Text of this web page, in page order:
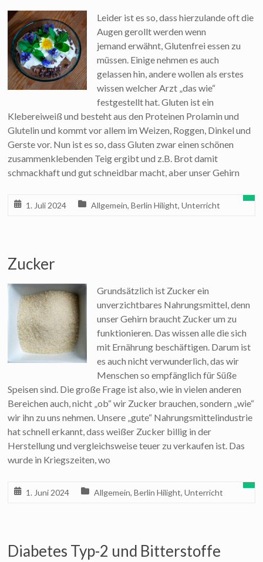
Leider ist es so, dass hierzulande oft die
Augen gerollt werden wenn
jemand erwähnt, Glutenfrei essen zu
müssen. Einige nehmen es auch
gelassen hin, andere wollen als erstes
wissen welcher Arzt „das wie“
festgestellt hat. Gluten ist ein
Klebereiweiß und besteht aus den Proteinen Prolamin und
Glutelin und kommt vor allem im Weizen, Roggen, Dinkel und
Gerste vor. Nun ist es so, dass Gluten zwar einen schönen
zusammenklebenden Teig ergibt und z.B. Brot damit
schmackhaft und gut schneidbar macht, aber unser Gehirn
1. Juli 2024 Allgemein,Berlin Hilight,Unterricht
Zucker
Grundsätzlich ist Zucker ein
unverzichtbares Nahrungsmittel, denn
unser Gehirn braucht Zucker um zu
funktionieren. Das wissen alle die sich
mit Ernährung beschäftigen. Darum ist
es auch nicht verwunderlich, das wir
Menschen so empfänglich für Süße
Speisen sind. Die große Frage ist also, wie in vielen anderen
Bereichen auch, nicht „ob“ wir Zucker brauchen, sondern „wie“
wir ihn zu uns nehmen. Unsere „gute“ Nahrungsmittelindustrie
hat schnell erkannt, dass weißer Zucker billig in der
Herstellung und vergleichsweise teuer zu verkaufen ist. Das
wurde in Kriegszeiten, wo
1. Juni 2024 Allgemein,Berlin Hilight,Unterricht
Diabetes Typ-2 und Bitterstoffe